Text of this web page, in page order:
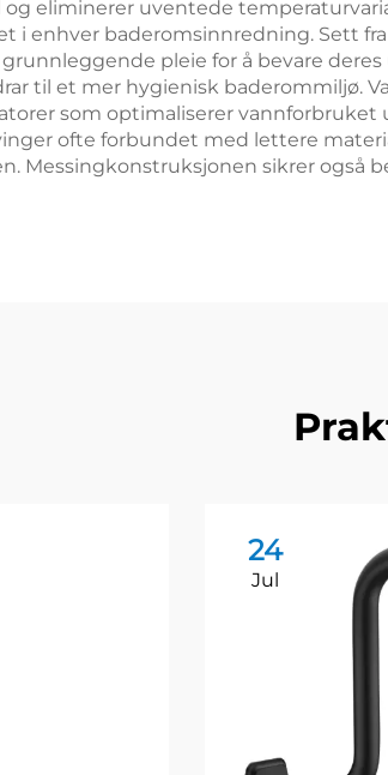
eliminerer uventede
i enhver baderomsinnredning. Sett
pleie for å bevare
til et mer hygienisk baderommiljø.
som optimaliserer
ofte forbundet med lettere
Messingkonstruksjonen sikrer
24
Jul